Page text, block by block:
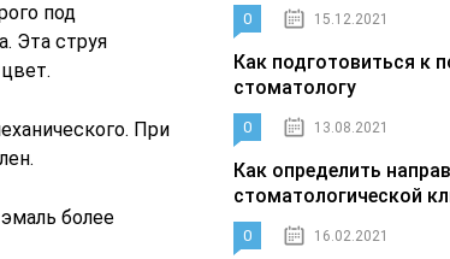
под
Эта струя
При
более
0 15.12.2021
Как подготовиться к
стоматологу
0 13.08.2021
Как определить
стоматологической
0 16.02.2021